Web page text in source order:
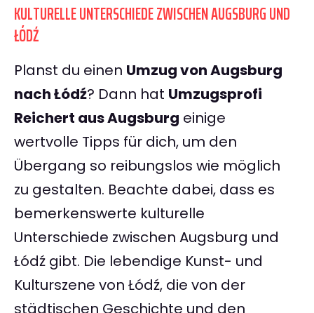
KULTURELLE UNTERSCHIEDE ZWISCHEN AUGSBURG UND
ŁÓDŹ
Planst du einen Umzug von Augsburg
nach Łódź? Dann hat Umzugsprofi
Reichert aus Augsburg einige
wertvolle Tipps für dich, um den
Übergang so reibungslos wie möglich
zu gestalten. Beachte dabei, dass es
bemerkenswerte kulturelle
Unterschiede zwischen Augsburg und
Łódź gibt. Die lebendige Kunst- und
Kulturszene von Łódź, die von der